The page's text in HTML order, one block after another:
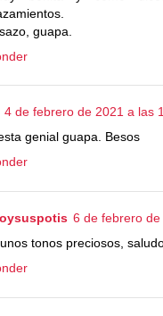
guapa.
4 de febrero de 2021 a las
genial guapa. Besos
6 de febrero
tonos preciosos,